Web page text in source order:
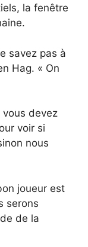
la fenêtre
savez pas à
Hag. « On
vous devez
voir si
nous
joueur est
serons
de la